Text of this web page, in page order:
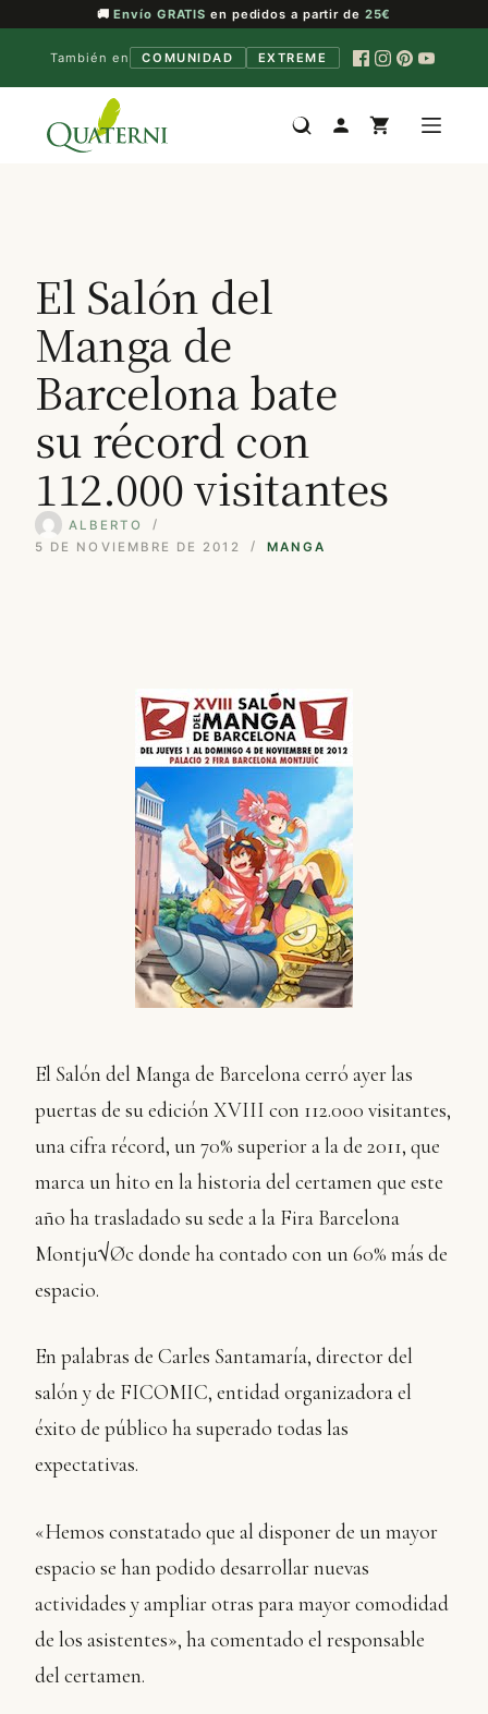
🚚Envío GRATIS en pedidos a partir de 25€
También en COMUNIDAD EXTREME
contenido
El Salón del
Manga de
Barcelona bate
su récord con
112.000 visitantes
ALBERTO
5 DE NOVIEMBRE DE 2012
MANGA
El Salón del Manga de Barcelona cerró ayer las
puertas de su edición XVIII con 112.000 visitantes,
una cifra récord, un 70% superior a la de 2011, que
marca un hito en la historia del certamen que este
año ha trasladado su sede a la Fira Barcelona
Montju√Øc donde ha contado con un 60% más de
espacio.
En palabras de Carles Santamaría, director del
salón y de FICOMIC, entidad organizadora el
éxito de público ha superado todas las
expectativas.
«Hemos constatado que al disponer de un mayor
espacio se han podido desarrollar nuevas
actividades y ampliar otras para mayor comodidad
de los asistentes», ha comentado el responsable
del certamen.